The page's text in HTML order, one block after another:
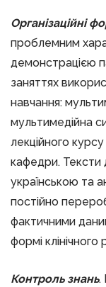
Організаційні
проблемним
демонстрацією
заняттях
навчання:
мультимедійна
лекційного
кафедри. Тексти
українською та
постійно
фактичними
формі
Контроль знань.